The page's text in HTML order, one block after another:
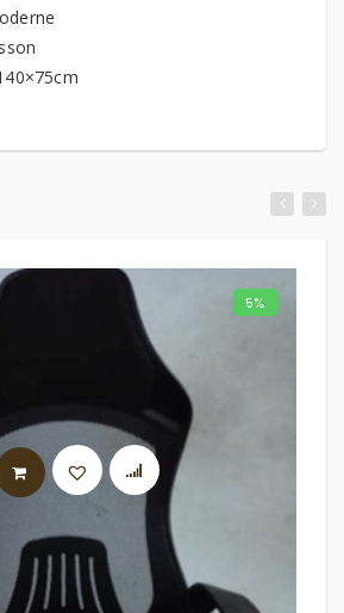
5%
AJOUTER AU PANIER